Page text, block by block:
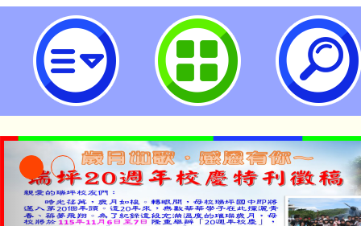
瑞坪國中114學年度體育班新生入
試錄取名單-桃園市立瑞坪國民中學